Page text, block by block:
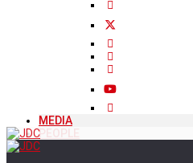
MEDIA
PEOPLE